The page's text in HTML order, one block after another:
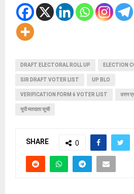
DRAFT ELECTORAL ROLL UP ELECTION
SIR DRAFT VOTER LIST UP BLO
VERIFICATION FORM 6 VOTER LIST उत्तर
यूपी मतदाता सूची
SHARE 0